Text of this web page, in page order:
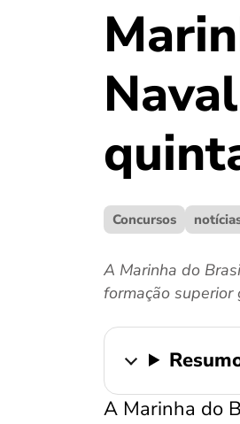
Concursos
A Marinha do
formação superior
A Marinha do